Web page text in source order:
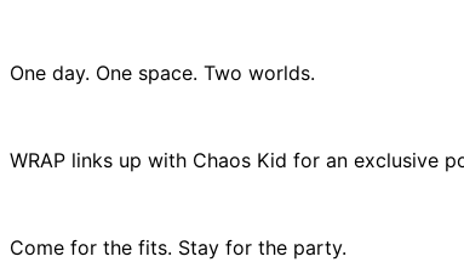
One day. One space. Two worlds.
WRAP links up with Chaos Kid for an exclusive
Come for the fits. Stay for the party.